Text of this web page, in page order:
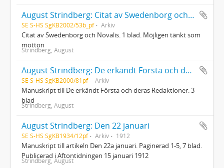
August Strindberg: Citat av Swedenborg och Novalis
SE S-HS SgKB2002/53b_pf Arkiv
Citat av Swedenborg och Novalis. 1 blad. Möjligen tänkt som
motton
Strindberg, August
August Strindberg: De erkändt Första och deras Redaktioner
SE S-HS SgKB2000/81pf Arkiv
Manuskript till De erkändt Första och deras Redaktioner. 3
blad
Strindberg, August
August Strindberg: Den 22 januari
SE S-HS SgKB1934/12pf Arkiv 1912
Manuskript till artikeln Den 22a januari. Paginerad 1-5, 7 blad.
Publicerad i Aftontidningen 15 januari 1912
Strindberg, August